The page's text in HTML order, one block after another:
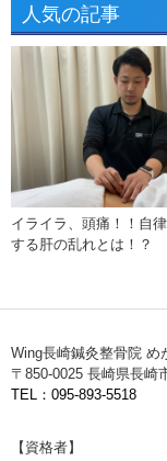
人気の記事
イライラ、頭痛！！自
する肝の乱れとは！？
Wing長崎鍼灸整骨院
〒850-0025 長崎県長崎
TEL：095-893-5518
【資格者】